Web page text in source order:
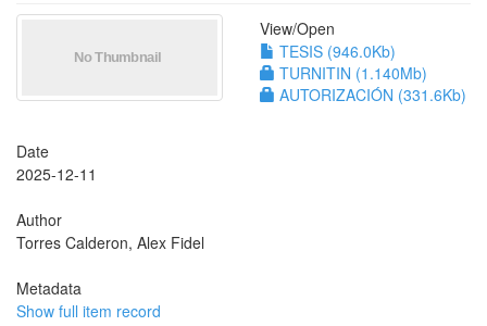
View/Open
TESIS (946.0Kb)
TURNITIN (1.140Mb)
AUTORIZACIÓN (331.6Kb)
Date
2025-12-11
Author
Torres Calderon, Alex Fidel
Metadata
Show full item record